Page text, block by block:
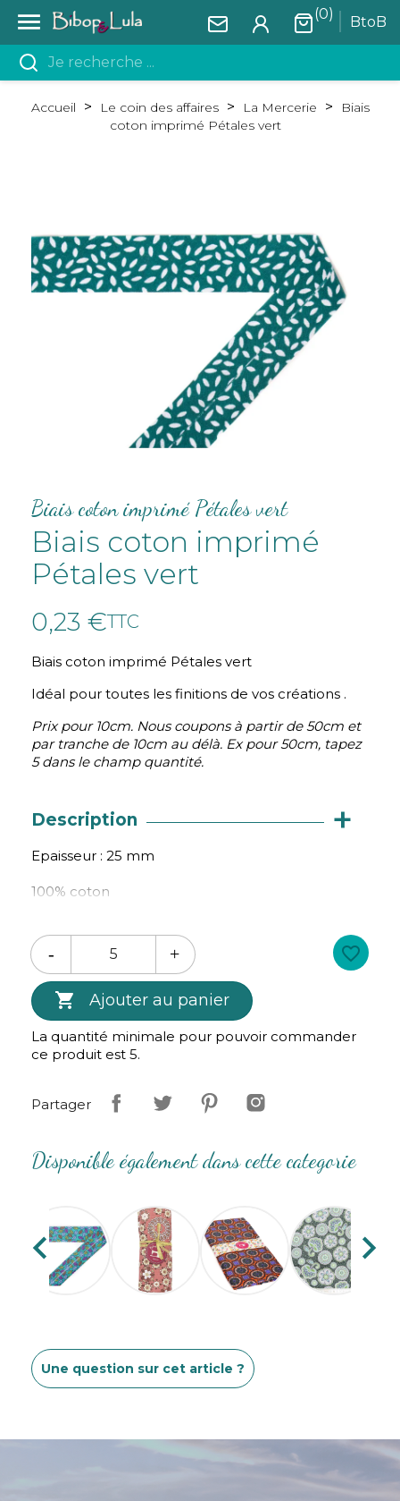
 BtoB
(0)
Accueil Le coin des affaires La Mercerie
Biais
coton imprimé Pétales vert
Biais coton imprimé Pétales vert
Biais coton imprimé
Pétales vert
0,23 €TTC
Biais coton imprimé Pétales vert
Idéal pour toutes les finitions de vos créations .
Prix pour 10cm. Nous coupons à partir de 50cm et
par tranche de 10cm au délà. Ex pour 50cm, tapez
5 dans le champ quantité.
Description +
Epaisseur : 25 mm
100% coton
par tranche de 10cm au délà. Ex pour 50cm, tapez
5 dans le champ quantité.
 Ajouter au panier
favorite_border
La quantité minimale pour pouvoir commander
ce produit est 5.
Partager
Disponible également dans cette categorie
 
Une question sur cet article ?